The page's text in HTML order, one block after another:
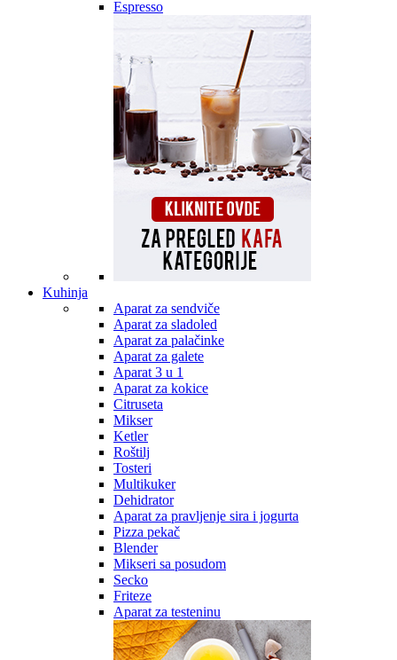
Espresso
Kuhinja
Aparat za sendviče
Aparat za sladoled
Aparat za palačinke
Aparat za galete
Aparat 3 u 1
Aparat za kokice
Citruseta
Mikser
Ketler
Roštilj
Tosteri
Multikuker
Dehidrator
Aparat za pravljenje sira i jogurta
Pizza pekač
Blender
Mikseri sa posudom
Secko
Friteze
Aparat za testeninu